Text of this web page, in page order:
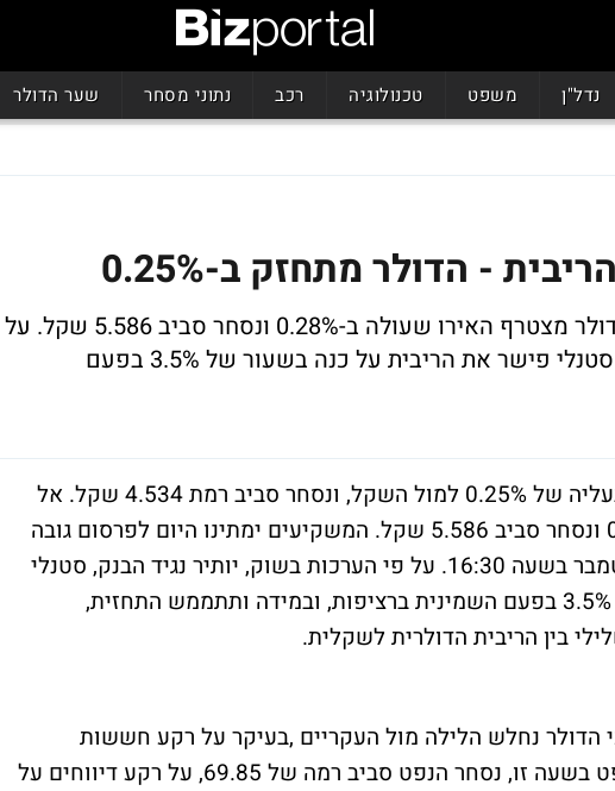
נדל"ן משפט טכנולוגיה רכב נתוני מסחר שער הדולר
- הדולר מתחזק ב-0.25%
נסחר סביב רמת 4.534 שקל. אל הדולר מצטרף האירו שעולה ב-0.28% ונסחר סביב 5.586 שקל. על
פי הערכות בשוק, יותיר נגיד הבנק, סטנלי פישר את הריבית על כנה בשעור של 3.5% בפעם
הדולר האמריקני פותח את המסחר בעליה של 0.25% למול השקל, ונסחר סביב רמת 4.534 שקל. אל
הדולר מצטרף האירו שעולה ב-0.28% ונסחר סביב 5.586 שקל. המשקיעים ימתינו היום לפרסום גובה
הריבית הבסיסית במשק לחודש ספטמבר בשעה 16:30. על פי הערכות בשוק, יותיר נגיד הבנק, סטנלי
פישר את הריבית על כנה בשעור של 3.5% בפעם השמינית ברציפות, ובמידה ותתממש התחזית,
בין הריבית הדולרית לשקלית.
נחלש הלילה מול העקריים ,בעיקר על רקע חששות
משקיעים להמשך עליות במחירי הנפט בשעה זו, נסחר הנפט סביב רמה של 69.85, על רקע דיווחים על